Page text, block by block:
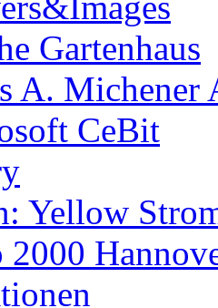
Gartenhaus
A. Michener
CeBit
Yellow
2000